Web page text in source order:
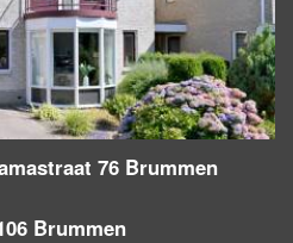
76 Brummen
Brummen